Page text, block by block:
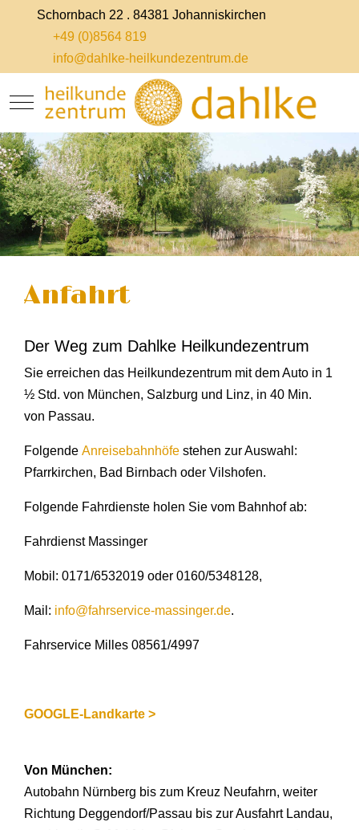
Schornbach 22 . 84381 Johanniskirchen
+49 (0)8564 819
info@dahlke-heilkundezentrum.de
Mobile Menu Toggle
Anfahrt
Der Weg zum Dahlke Heilkundezentrum
Sie erreichen das Heilkundezentrum mit dem Auto in 1
½ Std. von München, Salzburg und Linz, in 40 Min.
von Passau.
Folgende Anreisebahnhöfe stehen zur Auswahl:
Pfarrkirchen, Bad Birnbach oder Vilshofen.
Folgende Fahrdienste holen Sie vom Bahnhof ab:
Fahrdienst Massinger
Mobil: 0171/6532019 oder 0160/5348128,
Mail: info@fahrservice-massinger.de.
Fahrservice Milles 08561/4997
GOOGLE-Landkarte >
Von München:
Autobahn Nürnberg bis zum Kreuz Neufahrn, weiter
Richtung Deggendorf/Passau bis zur Ausfahrt Landau,